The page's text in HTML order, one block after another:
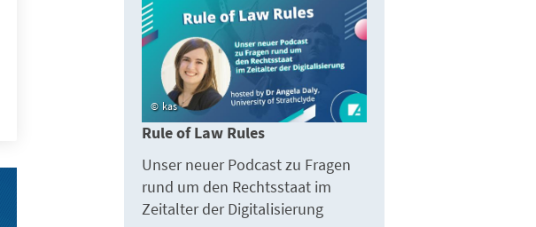
kas
Rule of Law Rules
Unser neuer Podcast zu Fragen
rund um den Rechtsstaat im
Zeitalter der Digitalisierung